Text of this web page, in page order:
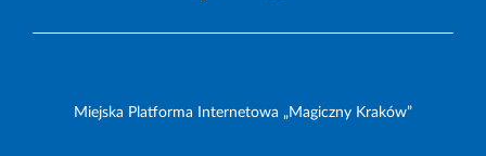
Miejska Platforma Internetowa „Magiczny Kraków”